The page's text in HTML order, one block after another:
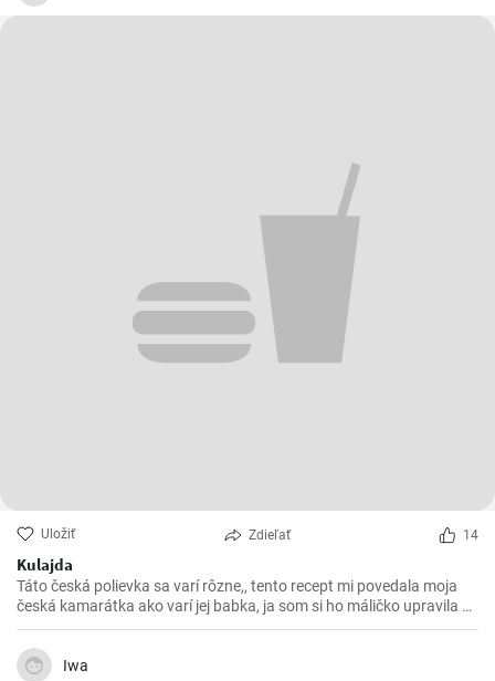
Uložiť Zdieľať 14
Kulajda
Táto česká polievka sa varí rôzne,, tento recept mi povedala moja
česká kamarátka ako varí jej babka, ja som si ho máličko upravila a
chutila nám s manželom. Skúste 😉
Iwa